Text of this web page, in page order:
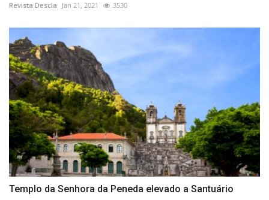
Revista Descla Jan 21, 2021 3530
Templo da Senhora da Peneda elevado a Santuário